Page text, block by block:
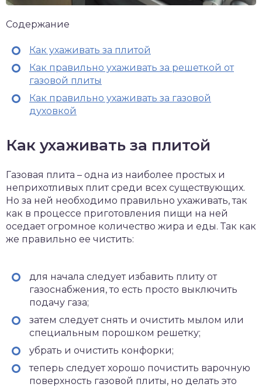
Содержание
Как ухаживать за плитой
Как правильно ухаживать за решеткой от
газовой плиты
Как правильно ухаживать за газовой
духовкой
Как ухаживать за плитой
Газовая плита – одна из наиболее простых и
неприхотливых плит среди всех существующих.
Но за ней необходимо правильно ухаживать, так
как в процессе приготовления пищи на ней
оседает огромное количество жира и еды. Так как
же правильно ее чистить:
для начала следует избавить плиту от
газоснабжения, то есть просто выключить
подачу газа;
затем следует снять и очистить мылом или
специальным порошком решетку;
убрать и очистить конфорки;
теперь следует хорошо почистить варочную
поверхность газовой плиты, но делать это